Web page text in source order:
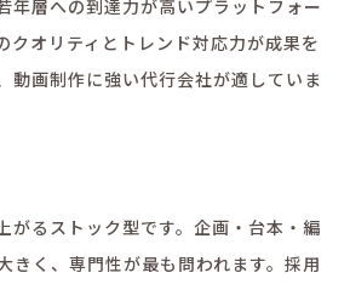
年層への到達力が高いプラットフォー
クオリティとトレンド対応力が成果を
動画制作に強い代行会社が適していま
がるストック型です。企画・台本・編
きく、専門性が最も問われます。採用